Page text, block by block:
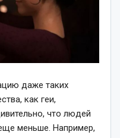
даже таких
как геи,
что людей
меньше. Например,